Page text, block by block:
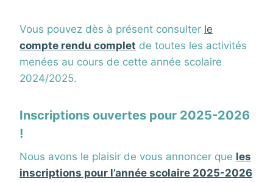
Vous pouvez dès à présent consulter le
compte rendu complet de toutes les activités
menées au cours de cette année scolaire
2024/2025.
Inscriptions ouvertes pour 2025-2026
!
Nous avons le plaisir de vous annoncer que les
inscriptions pour l’année scolaire 2025-2026